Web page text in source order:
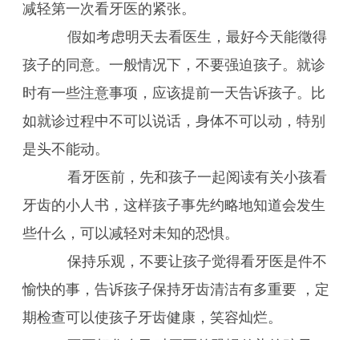
减轻第一次看牙医的紧张。
假如考虑明天去看医生，最好今天能徵得
孩子的同意。一般情况下，不要强迫孩子。就诊
时有一些注意事项，应该提前一天告诉孩子。比
如就诊过程中不可以说话，身体不可以动，特别
是头不能动。
看牙医前，先和孩子一起阅读有关小孩看
牙齿的小人书，这样孩子事先约略地知道会发生
些什么，可以减轻对未知的恐惧。
保持乐观，不要让孩子觉得看牙医是件不
愉快的事，告诉孩子保持牙齿清洁有多重要 ，定
期检查可以使孩子牙齿健康，笑容灿烂。